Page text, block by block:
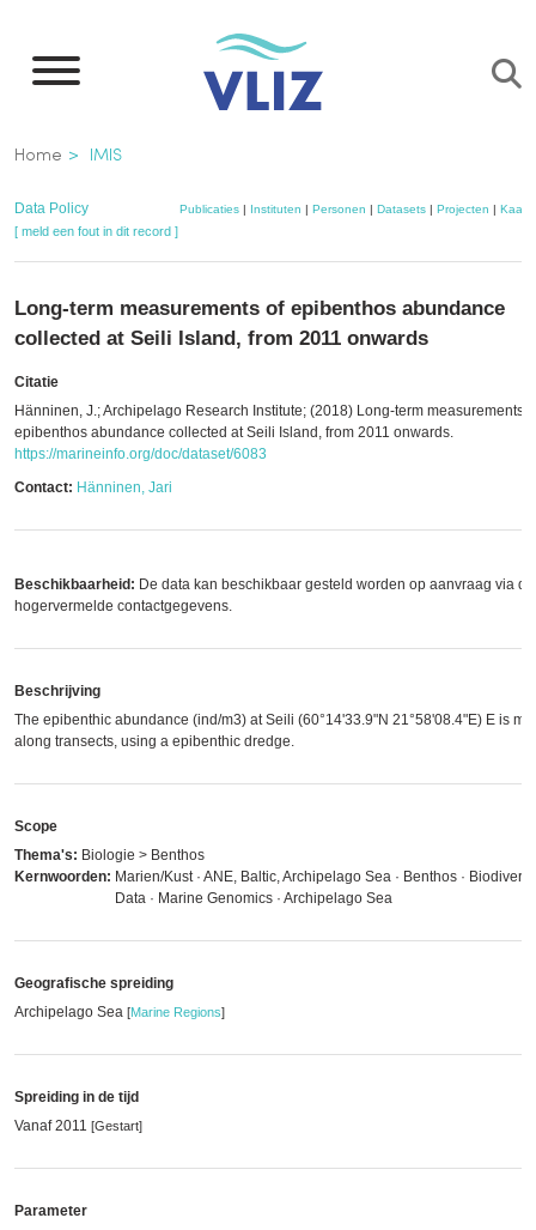
naar
inhoud
gaan
Kruimelpad
Home IMIS
Data Policy Publicaties| Instituten | Personen | Datasets| Projecten |
[ meld een fout in dit record ]
Long-term measurements of epibenthos abundance
collected at Seili Island, from 2011 onwards
Citatie
Hänninen, J.; Archipelago Research Institute; (2018) Long-term measurements
epibenthos abundance collected at Seili Island, from 2011 onwards.
https://marineinfo.org/doc/dataset/6083
Contact: Hänninen, Jari
Beschikbaarheid: De data kan beschikbaar gesteld worden op aanvraag via de
hogervermelde contactgegevens.
Beschrijving
The epibenthic abundance (ind/m3) at Seili (60°14'33.9"N 21°58'08.4"E) E is
along transects, using a epibenthic dredge.
Scope
Thema's: Biologie > Benthos
Kernwoorden: Marien/Kust · ANE, Baltic, Archipelago Sea · Benthos ·
Data · Marine Genomics · Archipelago Sea
Geografische spreiding
Archipelago Sea [Marine Regions]
Spreiding in de tijd
Vanaf 2011 [Gestart]
Parameter